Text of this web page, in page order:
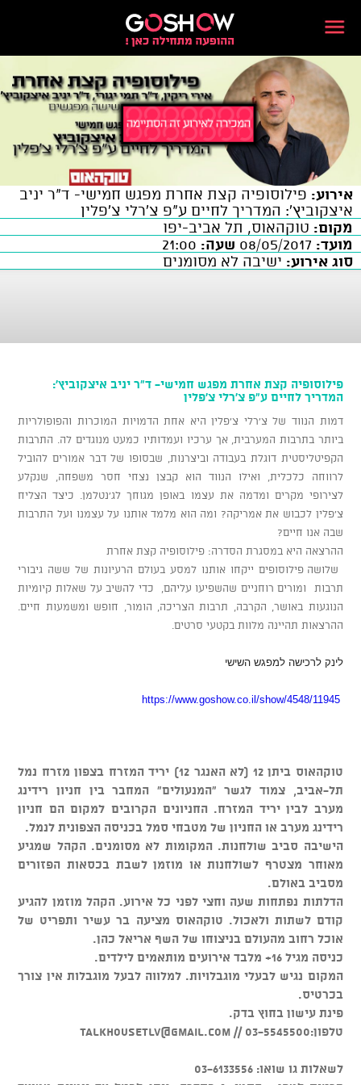
אירוע: פילוסופיה קצת אחרת מפגש חמישי- ד"ר יניב
איצקוביץ': המדריך לחיים ע"פ צ'רלי צ'פלין
מקום: טוקהאוס, תל אביב-יפו
מועד:
שעה:
סוג אירוע: ישיבה לא מסומנים
פילוסופיה קצת אחרת מפגש חמישי- ד"ר יניב איצקוביץ':
המדריך לחיים ע"פ צ'רלי צ'פלין
דמות הנווד של צ'רלי צ'פלין היא אחת הדמויות המוכרות והפופולריות
ביותר בתרבות המערבית, אך ערכיו ועמדותיו כמעט מנוגדים לה. התרבות
הקפיטליסטית דוגלת בעבודה וביצרנות, שבסופו של דבר אמורים להוביל
לרווחה כלכלית, ואילו הנווד הוא קבצן נצחי חסר משפחה, שנקלע
לצירופי מקרים ומדמה את עצמו באופן מגוחך לג'נטלמן. כיצד הצליח
צ'פלין לכבוש את אמריקה? ומה הוא מלמד אותנו על עצמנו ועל התרבות
שבה אנו חיים?
ההרצאה היא במסגרת הסדרה: פילוסופיה קצת אחרת
שלושה פילוסופים ייקחו אותנו למסע בעולם הרעיונות של ששה גיבורי
תרבות ומורים רוחניים שהשפיעו עליהם, כדי להשיב על שאלות קיומיות
הנוגעות באושר, הקרבה, תרבות הצריכה, הומור, חופש ומשמעות חיים.
ההרצאות תהיינה מלוות בקטעי סרטים.
לינק לרכישה למפגש השישי
https://www.goshow.co.il/show/4548/11945
טוקהאוס ביתן 12 (לא האנגר 12) יריד המזרח בצפון מזרח נמל
תל-אביב, צמוד לגשר "המנעולים" המחבר בין חניון רידינג
מערב לבין יריד המזרח. החניונים הקרובים למקום הם חניון
רידינג מערב או החניון של מטבחי סמל בכניסה הצפונית לנמל.
הישיבה סביב שולחנות. המקומות לא מסומנים. הקהל שמגיע
מאוחר מצטרף לשולחנות או מוזמן לשבת בכסאות הפזורים
מסביב באולם.
הדלתות נפתחות שעה וחצי לפני כל אירוע. הקהל מוזמן להגיע
קודם לשתות ולאכול. טוקהאוס מציעה בר עשיר ותפריט של
אוכל רחוב מהעולם בניצוחו של השף אריאל כהן.
כניסה מגיל 16+ מלבד אירועים מותאמים לילדים.
המקום נגיש לבעלי מוגבלויות. למלווה לבעל מוגבלות אין צורך
בכרטיס.
פינת עישון בחוץ בדק.
טלפון:03-5545500 //
talkhousetlv@gmail.com
לשאלות גו שואו: 03-6133556